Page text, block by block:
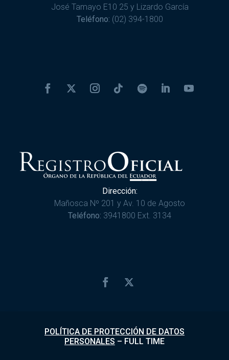
José Tamayo E10 25 y Lizardo García
Teléfono: (02) 394-1800
Dirección:
Mañosca Nº 201 y Av. 10 de Agosto
Teléfono: 3941800 Ext. 3134
POLÍTICA DE PROTECCIÓN DE DATOS
PERSONALES – FULL TIME